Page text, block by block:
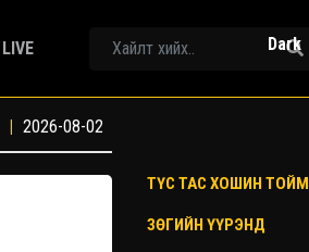
LIVE Dark
| 2026-08-02
ТҮС ТАС ХОШИН ТОЙМ
ЗӨГИЙН ҮҮРЭНД